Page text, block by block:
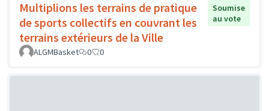
Multiplions les terrains de pratique
de sports collectifs en couvrant les
terrains extérieurs de la Ville
Soumise
au vote
ALGMBasket 0 0